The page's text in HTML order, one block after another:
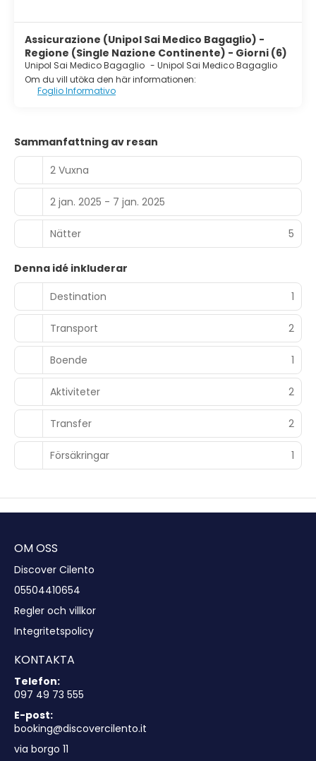
Assicurazione (Unipol Sai Medico Bagaglio) -
Regione (Single Nazione Continente) - Giorni (6)
Unipol Sai Medico Bagaglio - Unipol Sai Medico Bagaglio
Om du vill utöka den här informationen:
Foglio Informativo
Sammanfattning av resan
2 Vuxna
2 jan. 2025 - 7 jan. 2025
Nätter 5
Denna idé inkluderar
Destination
1
Transport 2
Boende 1
Aktiviteter 2
Transfer 2
Försäkringar 1
OM OSS
Discover Cilento
05504410654
Regler och villkor
Integritetspolicy
KONTAKTA
Telefon:
097 49 73 555
E-post:
booking@discovercilento.it
via borgo 11